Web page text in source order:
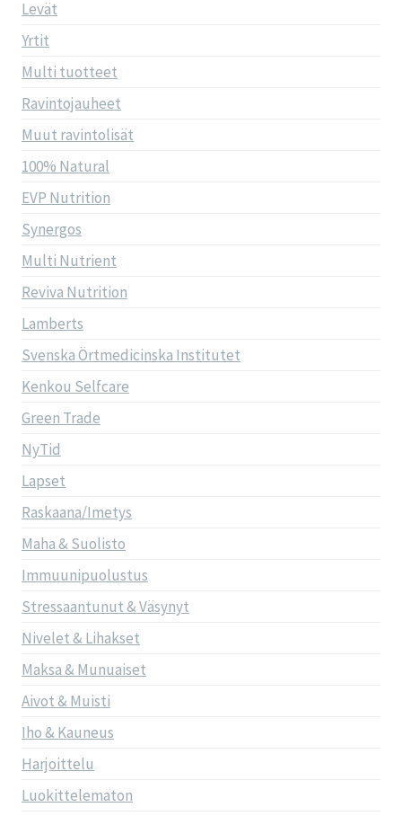
Levät
Yrtit
Multi tuotteet
Ravintojauheet
Muut ravintolisät
100% Natural
EVP Nutrition
Synergos
Multi Nutrient
Reviva Nutrition
Lamberts
Svenska Örtmedicinska Institutet
Kenkou Selfcare
Green Trade
NyTid
Lapset
Raskaana/Imetys
Maha & Suolisto
Immuunipuolustus
Stressaantunut & Väsynyt
Nivelet & Lihakset
Maksa & Munuaiset
Aivot & Muisti
Iho & Kauneus
Harjoittelu
Luokittelematon